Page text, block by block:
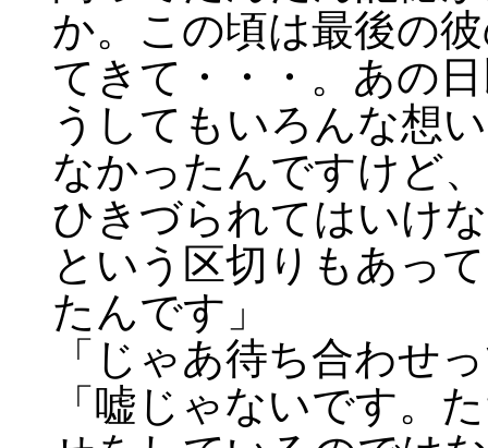
か。この頃は最後の
てきて・・・。あの
うしてもいろんな想
なかったんですけど
ひきづられてはいけ
という区切りもあっ
たんです」
「じゃあ待ち合わせ
「嘘じゃないです。